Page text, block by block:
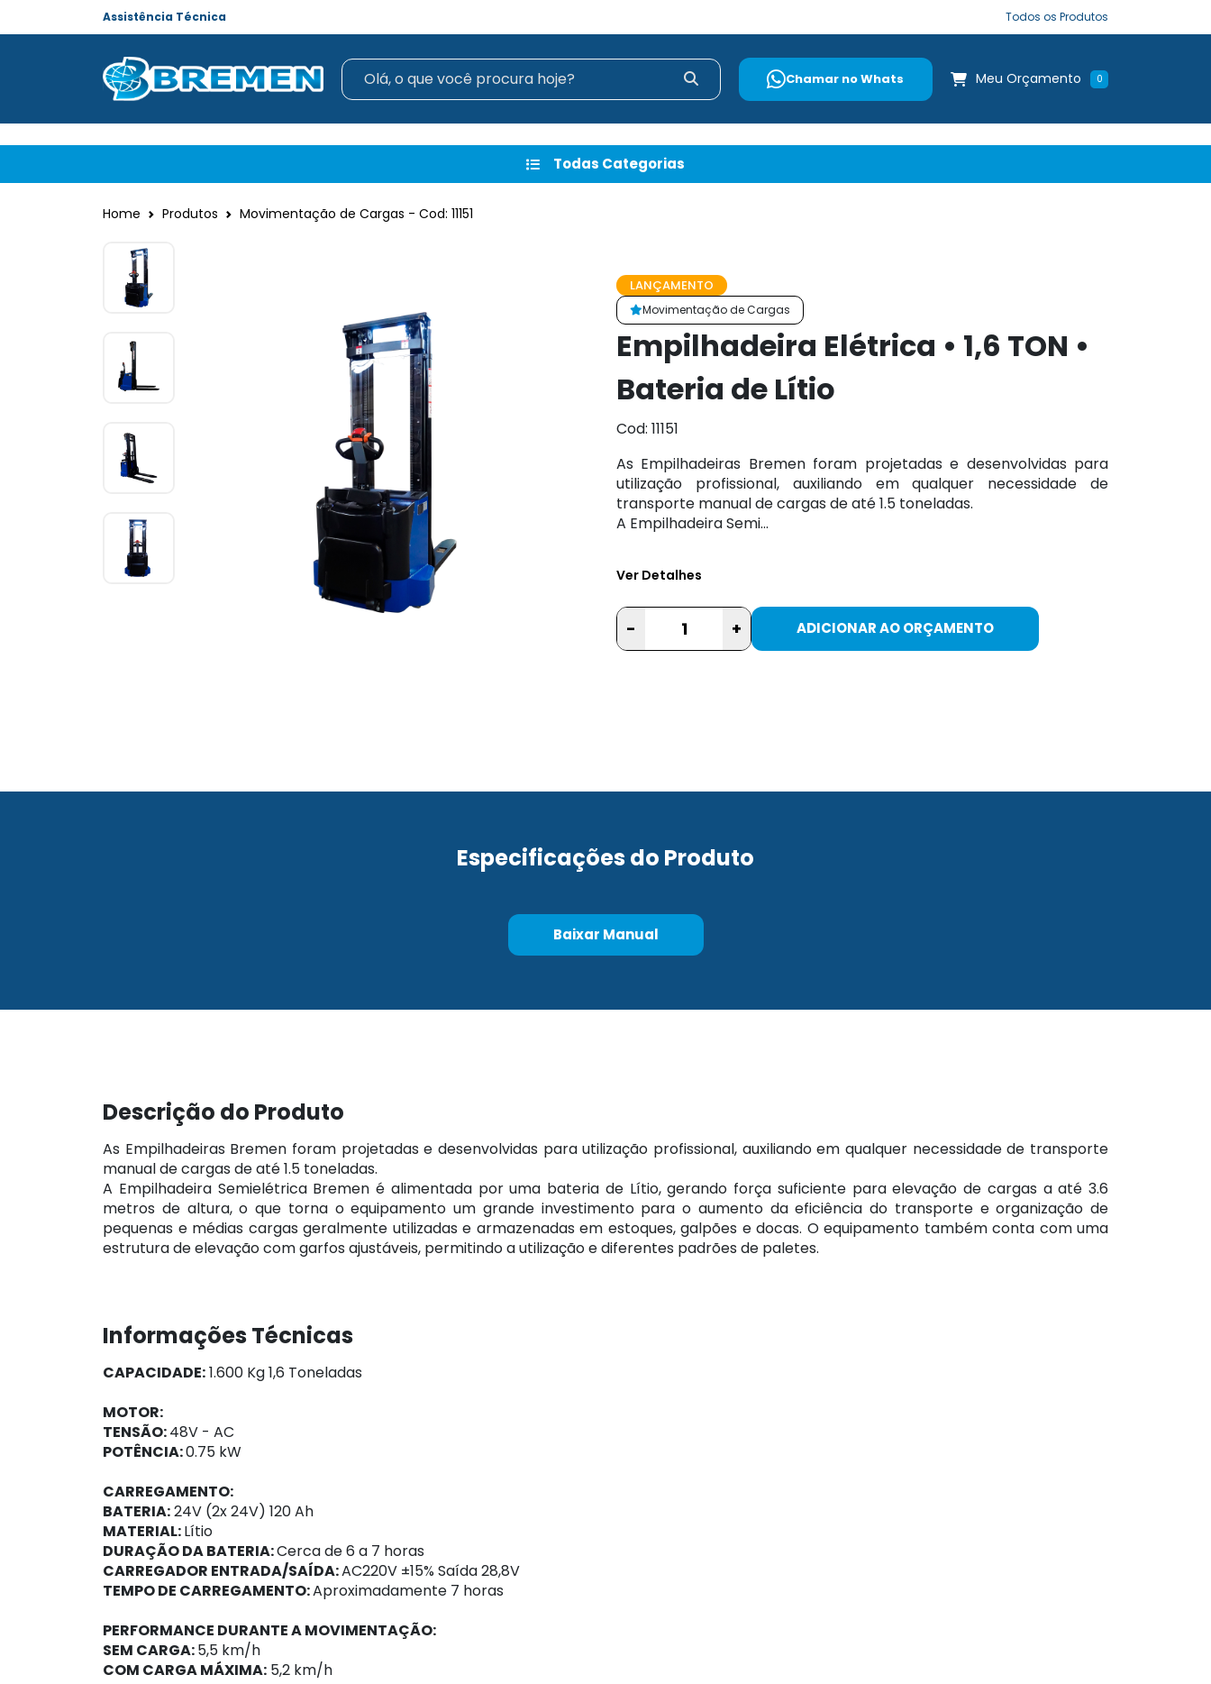
Assistência Técnica Todos os Produtos
Chamar no Whats Meu Orçamento 0
Todas Categorias
Home Produtos Movimentação de Cargas - Cod: 11151
Movimentação de Cargas
LANÇAMENTO
Empilhadeira Elétrica • 1,6 TON •
Bateria de Lítio
Cod: 11151
As Empilhadeiras Bremen foram projetadas e desenvolvidas para
utilização profissional, auxiliando em qualquer necessidade de
transporte manual de cargas de até 1.5 toneladas.
A Empilhadeira Semi...
Ver Detalhes
- + ADICIONAR AO ORÇAMENTO
Especificações do Produto
Baixar Manual
Descrição do Produto
As Empilhadeiras Bremen foram projetadas e desenvolvidas para utilização profissional, auxiliando em qualquer necessidade de transporte
manual de cargas de até 1.5 toneladas.
A Empilhadeira Semielétrica Bremen é alimentada por uma bateria de Lítio, gerando força suficiente para elevação de cargas a até 3.6
metros de altura, o que torna o equipamento um grande investimento para o aumento da eficiência do transporte e organização de
pequenas e médias cargas geralmente utilizadas e armazenadas em estoques, galpões e docas. O equipamento também conta com uma
estrutura de elevação com garfos ajustáveis, permitindo a utilização e diferentes padrões de paletes.
Informações Técnicas
CAPACIDADE:1.600 Kg 1,6 Toneladas
MOTOR:
TENSÃO:48V - AC
POTÊNCIA:0.75 kW
CARREGAMENTO:
BATERIA:24V (2x 24V) 120 Ah
MATERIAL:Lítio
DURAÇÃO DA BATERIA:Cerca de 6 a 7 horas
CARREGADOR ENTRADA/SAÍDA:AC220V ±15% Saída 28,8V
TEMPO DE CARREGAMENTO:Aproximadamente 7 horas
PERFORMANCE DURANTE A MOVIMENTAÇÃO:
SEM CARGA:5,5 km/h
COM CARGA MÁXIMA: 5,2 km/h